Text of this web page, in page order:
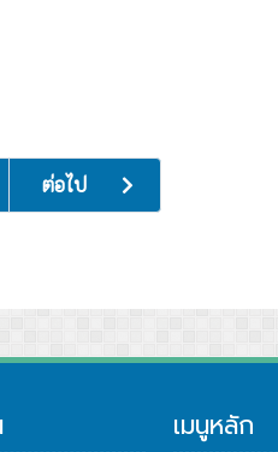
รรมตรวจวัดสายตา และทดสอบส
เนื้อหาถัดไป: กิจกรรม
ต่อไป
เมนูหลัก